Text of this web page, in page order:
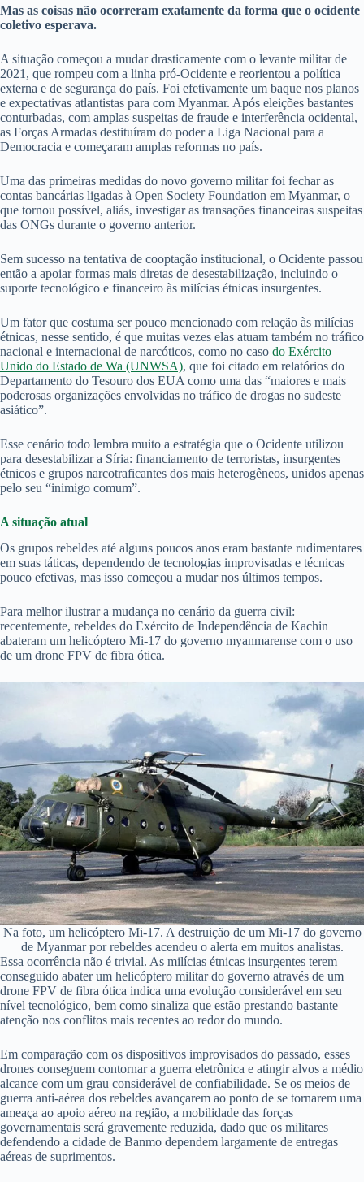
Mas as coisas não ocorreram exatamente da forma que o ocidente
coletivo esperava.
A situação começou a mudar drasticamente com o levante militar de
2021, que rompeu com a linha pró-Ocidente e reorientou a política
externa e de segurança do país. Foi efetivamente um baque nos planos
e expectativas atlantistas para com Myanmar. Após eleições bastantes
conturbadas, com amplas suspeitas de fraude e interferência ocidental,
as Forças Armadas destituíram do poder a Liga Nacional para a
Democracia e começaram amplas reformas no país.
Uma das primeiras medidas do novo governo militar foi fechar as
contas bancárias ligadas à Open Society Foundation em Myanmar, o
que tornou possível, aliás, investigar as transações financeiras suspeitas
das ONGs durante o governo anterior.
Sem sucesso na tentativa de cooptação institucional, o Ocidente passou
então a apoiar formas mais diretas de desestabilização, incluindo o
suporte tecnológico e financeiro às milícias étnicas insurgentes.
Um fator que costuma ser pouco mencionado com relação às milícias
étnicas, nesse sentido, é que muitas vezes elas atuam também no tráfico
nacional e internacional de narcóticos, como no caso do Exército
Unido do Estado de Wa (UNWSA), que foi citado em relatórios do
Departamento do Tesouro dos EUA como uma das “maiores e mais
poderosas organizações envolvidas no tráfico de drogas no sudeste
asiático”.
Esse cenário todo lembra muito a estratégia que o Ocidente utilizou
para desestabilizar a Síria: financiamento de terroristas, insurgentes
étnicos e grupos narcotraficantes dos mais heterogêneos, unidos apenas
pelo seu “inimigo comum”.
A situação atual
Os grupos rebeldes até alguns poucos anos eram bastante rudimentares
em suas táticas, dependendo de tecnologias improvisadas e técnicas
pouco efetivas, mas isso começou a mudar nos últimos tempos.
Para melhor ilustrar a mudança no cenário da guerra civil:
recentemente, rebeldes do Exército de Independência de Kachin
abateram um helicóptero Mi-17 do governo myanmarense com o uso
de um drone FPV de fibra ótica.
Na foto, um helicóptero Mi-17. A destruição de um Mi-17 do governo
de Myanmar por rebeldes acendeu o alerta em muitos analistas.
Essa ocorrência não é trivial. As milícias étnicas insurgentes terem
conseguido abater um helicóptero militar do governo através de um
drone FPV de fibra ótica indica uma evolução considerável em seu
nível tecnológico, bem como sinaliza que estão prestando bastante
atenção nos conflitos mais recentes ao redor do mundo.
Em comparação com os dispositivos improvisados do passado, esses
drones conseguem contornar a guerra eletrônica e atingir alvos a médio
alcance com um grau considerável de confiabilidade. Se os meios de
guerra anti-aérea dos rebeldes avançarem ao ponto de se tornarem uma
ameaça ao apoio aéreo na região, a mobilidade das forças
governamentais será gravemente reduzida, dado que os militares
defendendo a cidade de Banmo dependem largamente de entregas
aéreas de suprimentos.